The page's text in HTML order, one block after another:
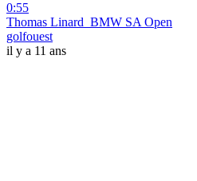
0:55
Thomas Linard_BMW SA Open
golfouest
il y a 11 ans